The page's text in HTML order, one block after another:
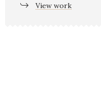
View work